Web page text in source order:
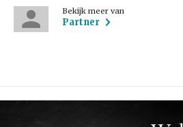
Bekijk meer van
Partner